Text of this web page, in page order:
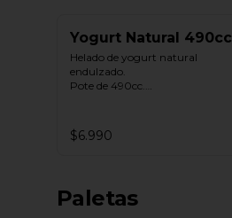
Yogurt Natural 490cc
Helado de yogurt natural
endulzado.
Pote de 490cc.
$6.990
Paletas